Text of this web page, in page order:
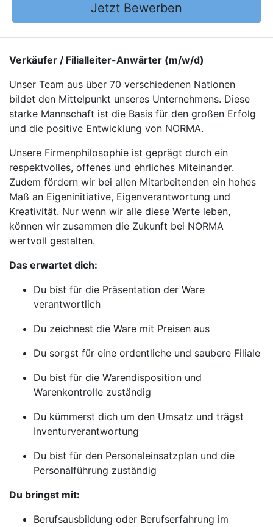
Jetzt Bewerben
Verkäufer / Filialleiter-Anwärter (m/w/d)
Unser Team aus über 70 verschiedenen Nationen
bildet den Mittelpunkt unseres Unternehmens. Diese
starke Mannschaft ist die Basis für den großen Erfolg
und die positive Entwicklung von NORMA.
Unsere Firmenphilosophie ist geprägt durch ein
respektvolles, offenes und ehrliches Miteinander.
Zudem fördern wir bei allen Mitarbeitenden ein hohes
Maß an Eigeninitiative, Eigenverantwortung und
Kreativität. Nur wenn wir alle diese Werte leben,
können wir zusammen die Zukunft bei NORMA
wertvoll gestalten.
Das erwartet dich:
Du bist für die Präsentation der Ware
verantwortlich
Du zeichnest die Ware mit Preisen aus
Du sorgst für eine ordentliche und saubere Filiale
Du bist für die Warendisposition und
Warenkontrolle zuständig
Du kümmerst dich um den Umsatz und trägst
Inventurverantwortung
Du bist für den Personaleinsatzplan und die
Personalführung zuständig
Du bringst mit:
Berufsausbildung oder Berufserfahrung im